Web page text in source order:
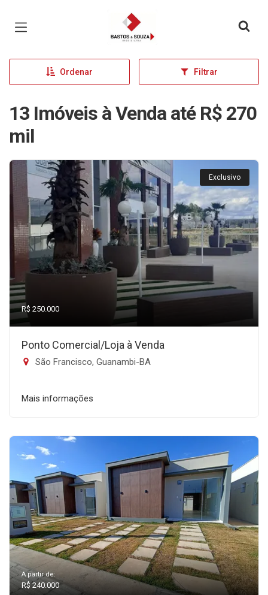
Página inicial
Ordenar Filtrar
13 Imóveis à Venda até R$ 270
mil
Exclusivo
R$ 250.000
Ponto Comercial/Loja à Venda
São Francisco, Guanambi-BA
Mais informações
A partir de:
R$ 240.000